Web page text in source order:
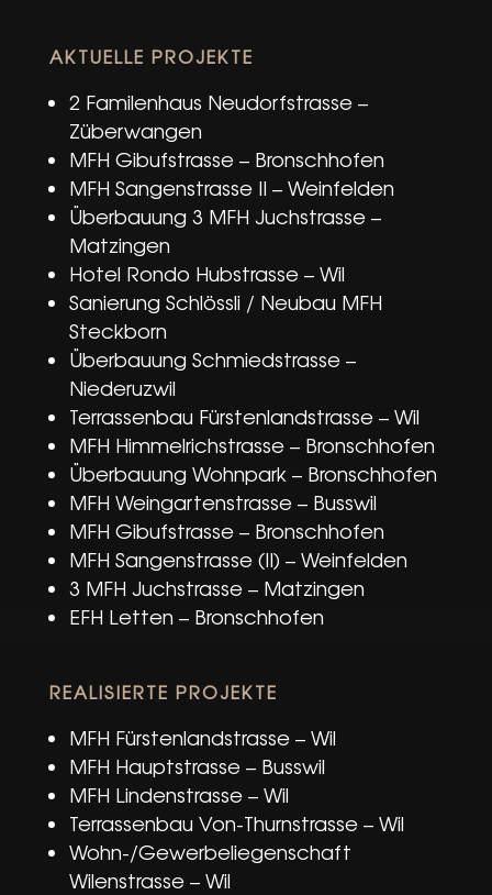
AKTUELLE PROJEKTE
2 Familenhaus Neudorfstrasse –
Züberwangen
MFH Gibufstrasse – Bronschhofen
MFH Sangenstrasse II – Weinfelden
Überbauung 3 MFH Juchstrasse –
Matzingen
Hotel Rondo Hubstrasse – Wil
Sanierung Schlössli / Neubau MFH
Steckborn
Überbauung Schmiedstrasse –
Niederuzwil
Terrassenbau Fürstenlandstrasse – Wil
MFH Himmelrichstrasse – Bronschhofen
Überbauung Wohnpark – Bronschhofen
MFH Weingartenstrasse – Busswil
MFH Gibufstrasse – Bronschhofen
MFH Sangenstrasse (II) – Weinfelden
3 MFH Juchstrasse – Matzingen
EFH Letten – Bronschhofen
REALISIERTE PROJEKTE
MFH Fürstenlandstrasse – Wil
MFH Hauptstrasse – Busswil
MFH Lindenstrasse – Wil
Terrassenbau Von-Thurnstrasse – Wil
Wohn-/Gewerbeliegenschaft
Wilenstrasse – Wil